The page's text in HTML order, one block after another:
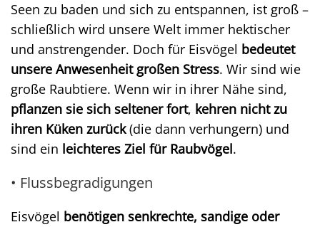
Seen zu baden und sich zu entspannen, ist groß –
schließlich wird unsere Welt immer hektischer
und anstrengender. Doch für Eisvögel bedeutet
unsere Anwesenheit großen Stress. Wir sind wie
große Raubtiere. Wenn wir in ihrer Nähe sind,
pflanzen sie sich seltener fort, kehren nicht zu
ihren Küken zurück(die dann verhungern) und
sind ein leichteres Ziel für Raubvögel.
• Flussbegradigungen
Eisvögel benötigen senkrechte, sandige oder